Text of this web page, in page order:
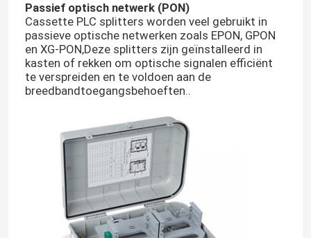
doos van de vezel de optische splitser
Fiber Optic PLC Splitter
de gezamenlijke doos van de vezelkabel
De Kabel van MTP MPO
Optische vezelkabel
Fiber Optic Patch Cord
Passief optisch netwerk (PON)
Cassette PLC splitters worden veel gebruikt in
passieve optische netwerken zoals EPON, GPON
en XG-PON,Deze splitters zijn geïnstalleerd in
kasten of rekken om optische signalen efficiënt
te verspreiden en te voldoen aan de
breedbandtoegangsbehoeften..